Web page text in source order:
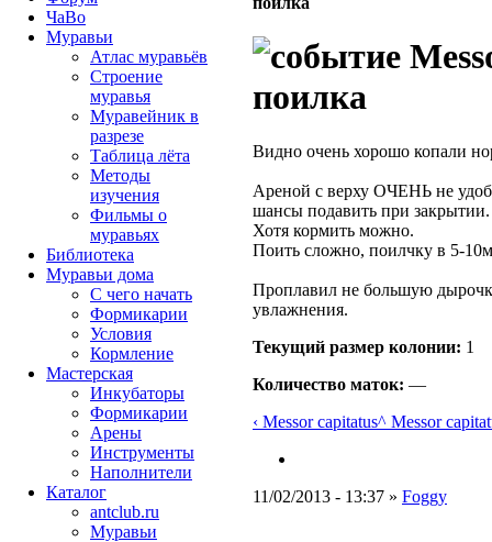
поилка
Видно очень хорошо копали
Ареной с верху ОЧЕНЬ не
шансы подавить при
Хотя кормить можно.
Поить сложно, поилчку в 5-
Проплавил не большую
увлажнения.
Текущий размер кoлонии: 1
Количество маток: —
‹ Messor capitatus^ Messor
11/02/2013 - 13:37 » Foggy
ЧаВо
Муравьи
Атлас муравьёв
Строение
муравья
Муравейник в
разрезе
Таблица лёта
Методы
изучения
Фильмы о
муравьях
Библиотека
Муравьи дома
С чего начать
Формикарии
Условия
Кормление
Мастерская
Инкубаторы
Формикарии
Арены
Инструменты
Наполнители
Каталог
antclub.ru
Муравьи